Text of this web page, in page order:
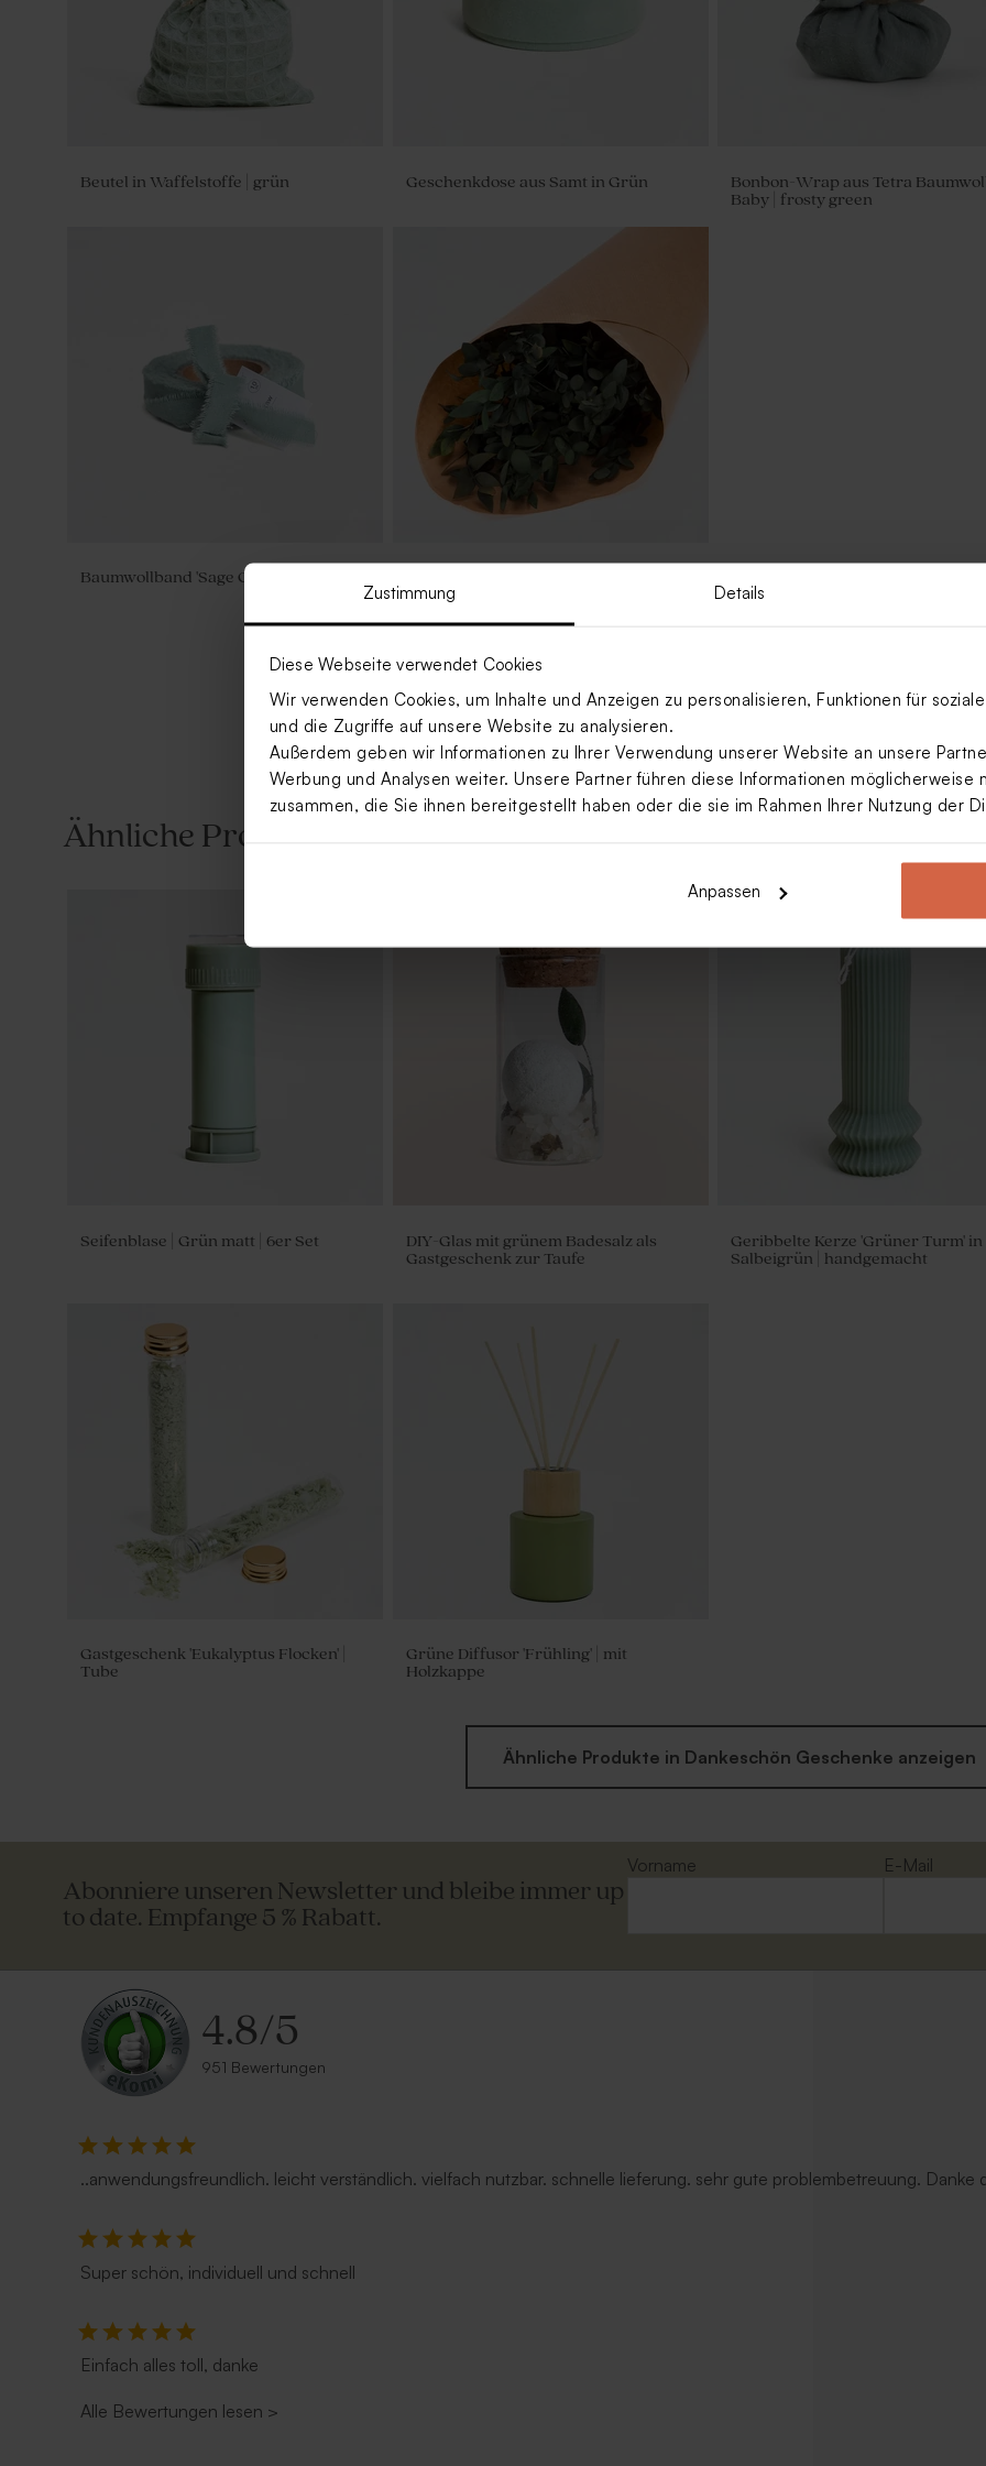
Zustimmung Details
Diese Webseite verwendet Cookies
Wir verwenden Cookies, um Inhalte und Anzeigen zu personalisieren, Funktionen für
und die Zugriffe auf unsere Website zu analysieren.
Außerdem geben wir Informationen zu Ihrer Verwendung unserer Website an unsere
Werbung und Analysen weiter. Unsere Partner führen diese Informationen möglicherweise
zusammen, die Sie ihnen bereitgestellt haben oder die sie im Rahmen Ihrer Nutzung der
Anpassen
Beutel in Waffelstoffe | grün Geschenkdose aus Samt in Grün
Bonbon-Wrap aus Tetra
Baby | frosty green
Baumwollband 'Sage Green' | klein
Dekoration
Ähnliche Produkte
Seifenblase | Grün matt | 6er Set
DIY-Glas mit grünem Badesalz als
Gastgeschenk zur Taufe
Geribbelte Kerze 'Grüner Turm' in
Salbeigrün | handgemacht
Gastgeschenk 'Eukalyptus Flocken' |
Tube
Grüne Diffusor 'Frühling' | mit
Holzkappe
Ähnliche Produkte in Dankeschön Geschenke anzeigen
Abonniere unseren Newsletter und bleibe immer up
to date. Empfange 5 % Rabatt.
Vorname
E-Mail
4.8/5
951 Bewertungen
..anwendungsfreundlich. leicht verständlich. vielfach nutzbar. schnelle lieferung. sehr gute problembetreuung. Danke
Super schön, individuell und schnell
Einfach alles toll, danke
Alle Bewertungen lesen >